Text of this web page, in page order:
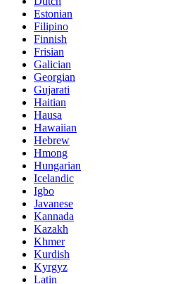
Estonian
Filipino
Finnish
Frisian
Galician
Georgian
Gujarati
Haitian
Hausa
Hawaiian
Hebrew
Hmong
Hungarian
Icelandic
Igbo
Javanese
Kannada
Kazakh
Khmer
Kurdish
Kyrgyz
Latin